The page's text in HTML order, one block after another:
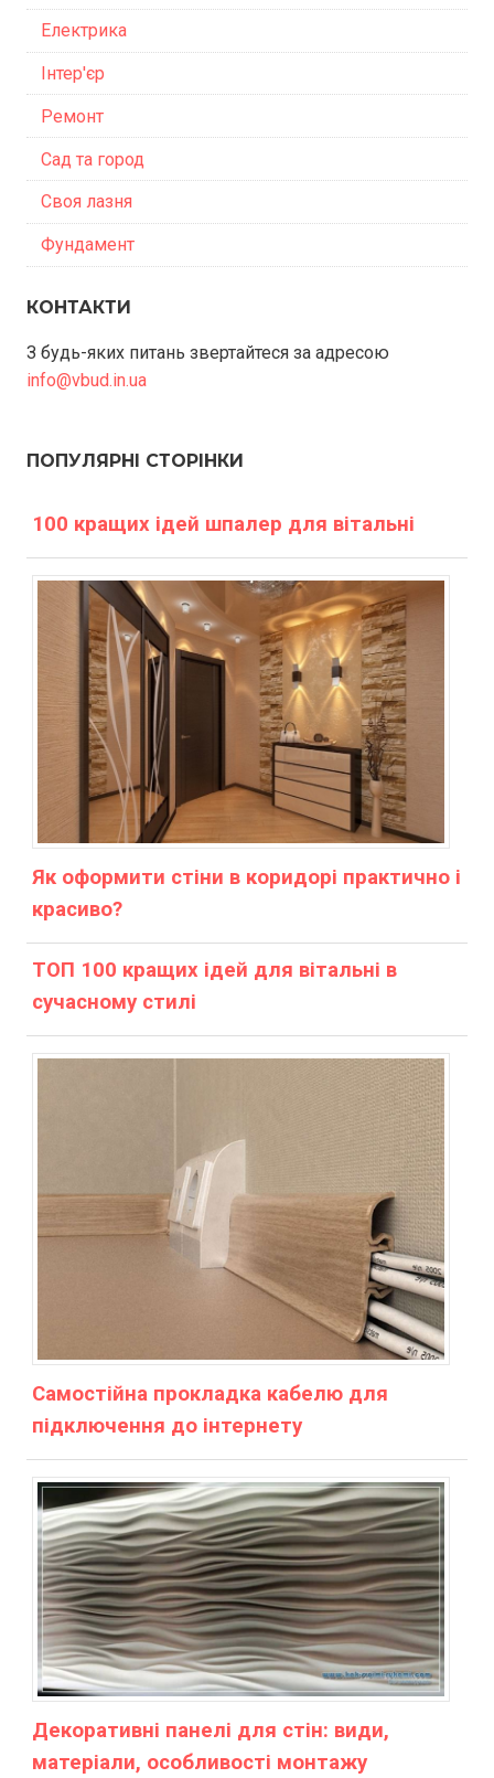
Електрика
Інтер'єр
Ремонт
Сад та город
Своя лазня
Фундамент
КОНТАКТИ
З будь-яких питань звертайтеся за адресою
info@vbud.in.ua
ПОПУЛЯРНІ СТОРІНКИ
100 кращих ідей шпалер для вітальні
Як оформити стіни в коридорі практично і
красиво?
ТОП 100 кращих ідей для вітальні в
сучасному стилі
Самостійна прокладка кабелю для
підключення до інтернету
Декоративні панелі для стін: види,
матеріали, особливості монтажу